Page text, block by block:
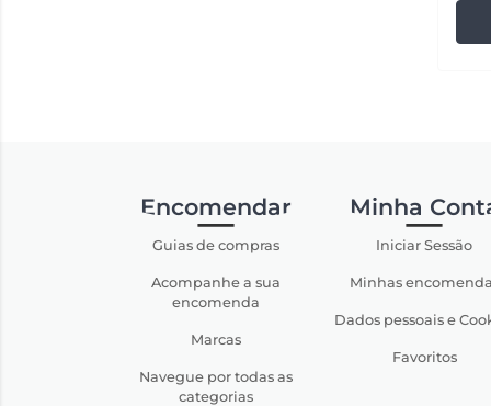
Encomendar
Guias de compras
Acompanhe a sua
encomenda
Marcas
Navegue por todas as
categorias
Minha
Iniciar Sessão
Minhas
Dados pessoais e
Favoritos